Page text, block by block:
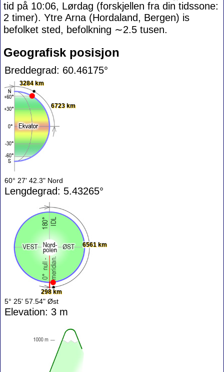
tid på 10:06, Lørdag (forskjellen fra din tidssone:
2 timer). Ytre Arna (Hordaland, Bergen) is
befolket sted, befolkning ∼2.5 tusen.
Geografisk posisjon
Breddegrad: 60.46175°
3284 km
6723 km
60° 27' 42.3" Nord
Lengdegrad: 5.43265°
298 km
6561 km
5° 25' 57.54" Øst
Elevation: 3 m